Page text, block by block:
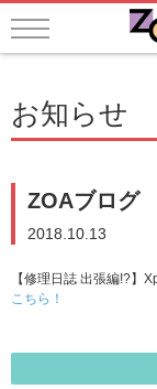
お知らせ
ZOAブログ
2018.10.13
【修理日誌 出張編!?】
こちら！